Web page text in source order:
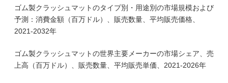
ゴム製クラッシュマットのタイプ別・用途別の市場規模および
予測：消費金額（百万ドル）、販売数量、平均販売価格、
2021-2032年
ゴム製クラッシュマットの世界主要メーカーの市場シェア、売
上高（百万ドル）、販売数量、平均販売単価、2021-2026年